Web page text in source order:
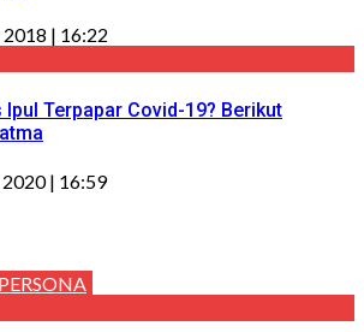
| 16:22
Ipul Terpapar Covid-19? Berikut
| 16:59
PERSONA